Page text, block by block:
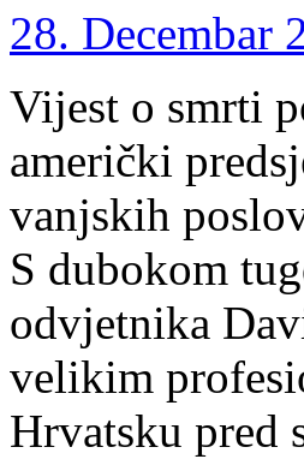
28. Decembar
Vijest o smrti
američki
vanjskih
S dubokom
odvjetnika
velikim
Hrvatsku pred